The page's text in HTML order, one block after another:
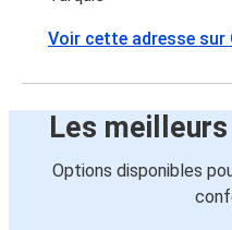
Voir cette adresse sur
Les
Options disponibles